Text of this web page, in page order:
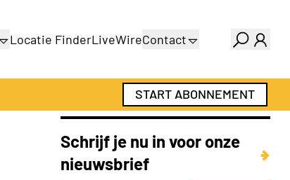
Locatie FinderLiveWireContact
Adverteren
Abonnementen
START ABONNEMENT
Schrijf je nu in voor onze
nieuwsbrief